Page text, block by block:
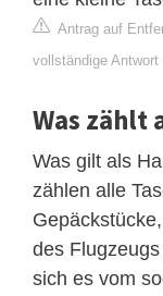
Antrag auf
vollständige
Was zählt
Was gilt als
zählen alle
des
sich es vom